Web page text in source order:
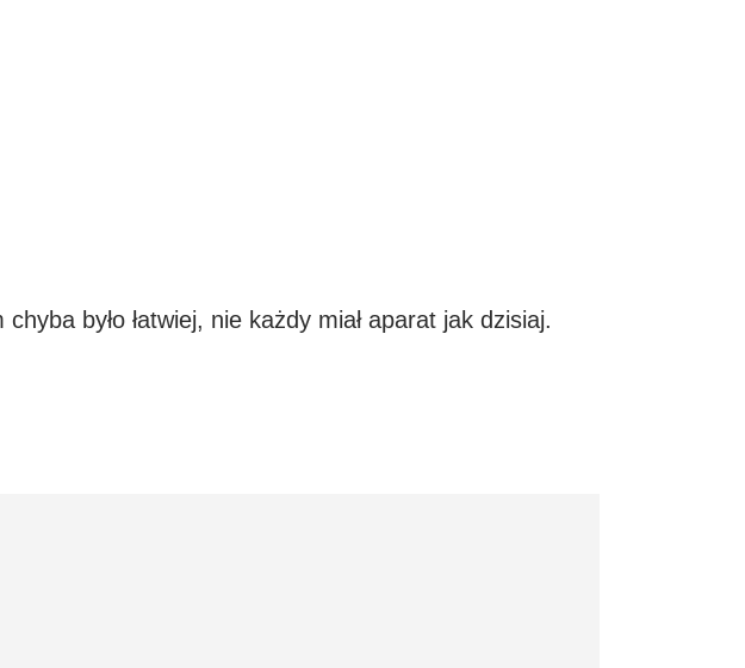
było łatwiej, nie każdy miał aparat jak dzisiaj.